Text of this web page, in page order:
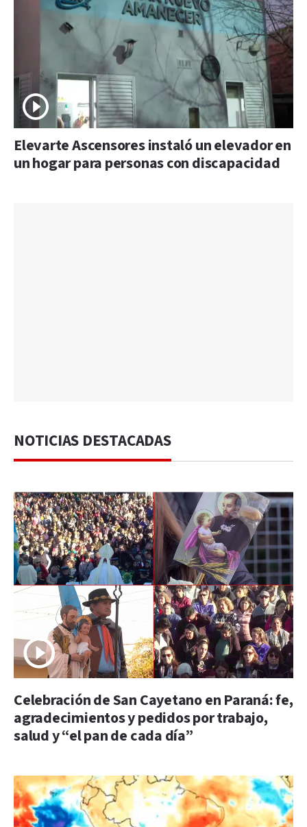
Elevarte Ascensores instaló un elevador en
un hogar para personas con discapacidad
NOTICIAS DESTACADAS
Celebración de San Cayetano en Paraná: fe,
agradecimientos y pedidos por trabajo,
salud y “el pan de cada día”